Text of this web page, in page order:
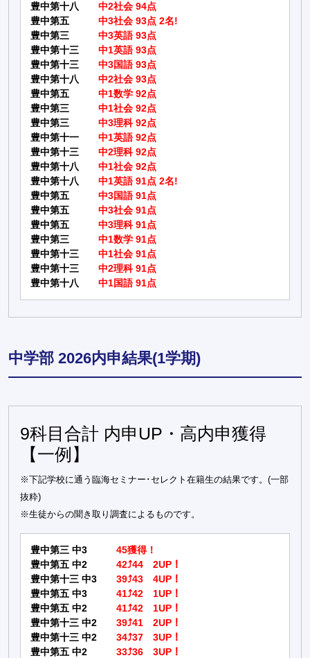
豊中第十八
中2社会 94点
豊中第五
中3社会 93点 2名!
豊中第三
中3英語 93点
豊中第十三
中1英語 93点
豊中第十三
中3国語 93点
豊中第十八
中2社会 93点
豊中第五
中1数学 92点
豊中第三
中1社会 92点
豊中第三
中3理科 92点
豊中第十一
中1英語 92点
豊中第十三
中2理科 92点
豊中第十八
中1社会 92点
豊中第十八
中1英語 91点 2名!
豊中第五
中3国語 91点
豊中第五
中3社会 91点
豊中第五
中3理科 91点
豊中第三
中1数学 91点
豊中第十三
中1社会 91点
豊中第十三
中2理科 91点
豊中第十八
中1国語 91点
中学部 2026内申結果(1学期)
9科目合計 内申UP・高内申獲得
【一例】
※下記学校に通う臨海セミナー･セレクト在籍生の結果です。(一部
抜粋)
※生徒からの聞き取り調査によるものです。
豊中第三 中3
45獲得！
豊中第五 中2
42⤴44 2UP！
豊中第十三 中3
39⤴43 4UP！
豊中第五 中3
41⤴42 1UP！
豊中第五 中2
41⤴42 1UP！
豊中第十三 中2
39⤴41 2UP！
豊中第十三 中2
34⤴37 3UP！
豊中第五 中2
33⤴36 3UP！